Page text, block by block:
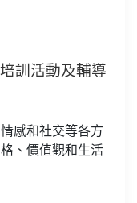
訓活動及輔導
感和社交等各方
、價值觀和生活